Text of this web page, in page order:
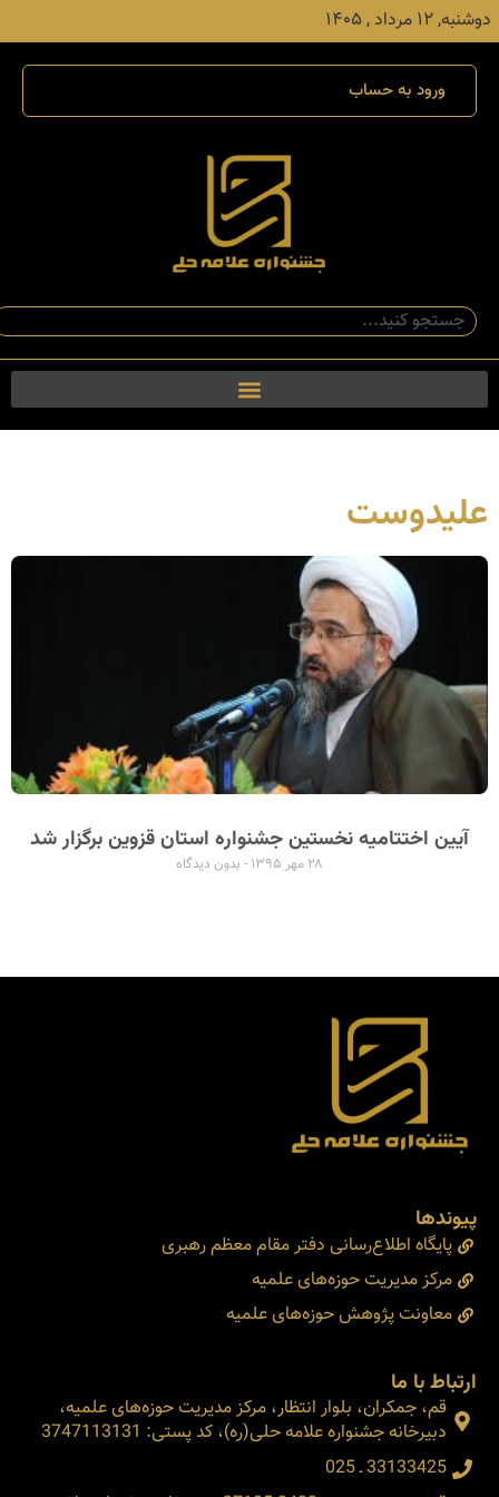
دوشنبه, ۱۲ مرداد , ۱۴۰۵
ورود به حساب
علیدوست
آیین اختتامیه نخستین جشنواره استان قزوین برگزار شد
۲۸ مهر ۱۳۹۵ بدون دیدگاه
پیوندها
پایگاه اطلاع‌رسانی دفتر مقام معظم رهبری
مرکز مدیریت حوزه‌های علمیه
معاونت پژوهش حوزه‌های علمیه
ارتباط با ما
قم، جمکران، بلوار انتظار، مرکز مدیریت حوزه‌های علمیه،
دبیرخانه جشنواره علامه حلی(ره)، کد پستی: 3747113131
33133425 ـ 025